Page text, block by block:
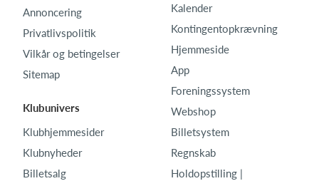
Annoncering
Privatlivspolitik
Vilkår og betingelser
Sitemap
Klubunivers
Klubhjemmesider
Klubnyheder
Billetsalg
Kalender
Kontingentopkrævning
Hjemmeside
App
Foreningssystem
Webshop
Billetsystem
Regnskab
Holdopstilling |